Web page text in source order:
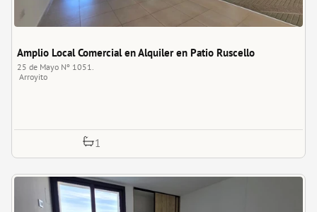
Amplio Local Comercial en Alquiler en Patio Ruscello
25 de Mayo Nº 1051.
Arroyito
1